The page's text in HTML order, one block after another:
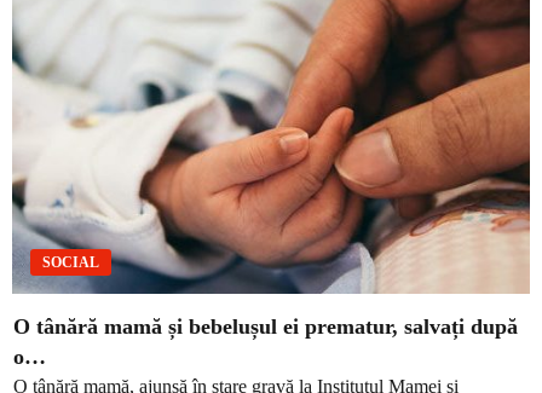
SOCIAL
O tânără mamă și bebelușul ei prematur, salvați după
o…
O tânără mamă, ajunsă în stare gravă la Institutul Mamei și